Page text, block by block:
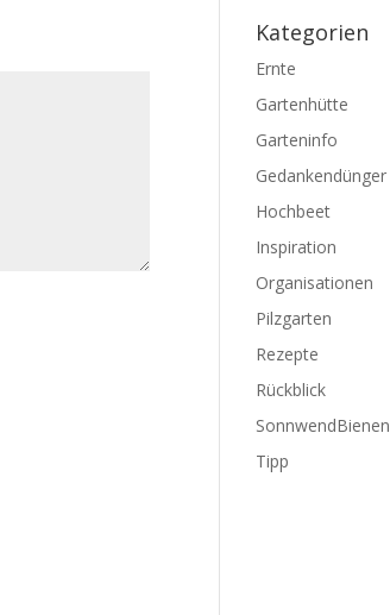
Kategorien
Ernte
Gartenhütte
Garteninfo
Gedankendünger
Hochbeet
Inspiration
Organisationen
Pilzgarten
Rezepte
Rückblick
SonnwendBienen
Tipp